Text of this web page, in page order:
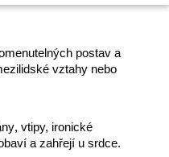
postav a
vztahy nebo
, vtipy, ironické
a zahřejí u srdce.